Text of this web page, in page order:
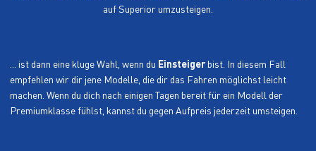
auf Superior umzusteigen.
... ist dann eine kluge Wahl, wenn du Einsteiger bist. In diesem Fall
empfehlen wir dir jene Modelle, die dir das Fahren möglichst leicht
machen. Wenn du dich nach einigen Tagen bereit für ein Modell der
Premiumklasse fühlst, kannst du gegen Aufpreis jederzeit umsteigen.